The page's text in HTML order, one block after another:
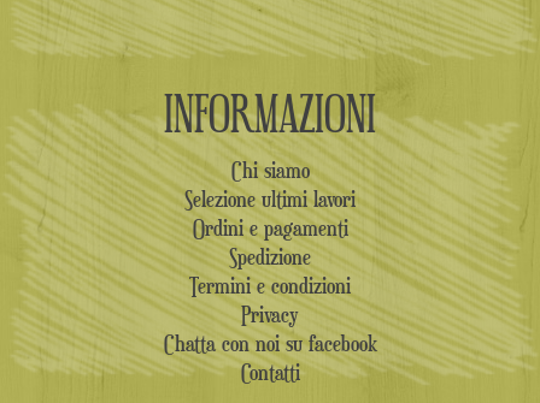
INFORMAZIONI
Chi siamo
Selezione ultimi lavori
Ordini e pagamenti
Spedizione
Termini e condizioni
Privacy
Chatta con noi su facebook
Contatti